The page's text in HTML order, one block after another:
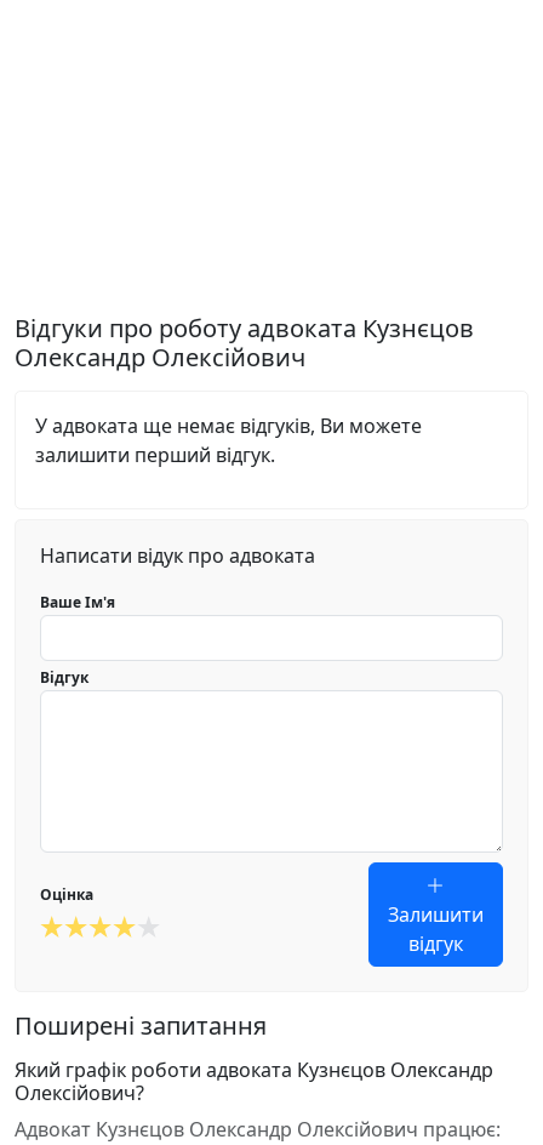
Відгуки про роботу адвоката Кузнєцов
Олександр Олексійович
У адвоката ще немає відгуків, Ви можете
залишити перший відгук.
Написати відук про адвоката
Ваше Ім'я
Відгук
Оцінка
Залишити
відгук
Поширені запитання
Який графік роботи адвоката Кузнєцов Олександр
Олексійович?
Адвокат Кузнєцов Олександр Олексійович працює: